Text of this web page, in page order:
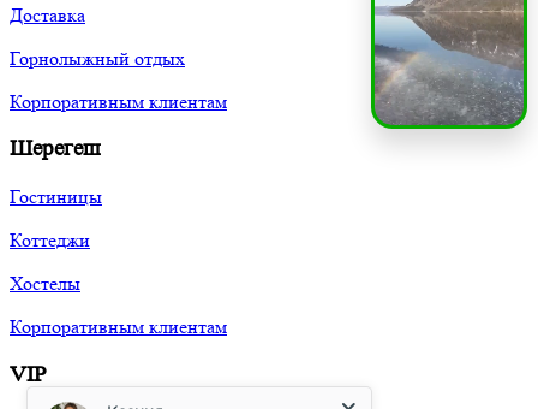
Доставка
Горнолыжный отдых
Корпоративным клиентам
Шерегеш
Гостиницы
Коттеджи
Хостелы
Корпоративным клиентам
VIP
Консультант